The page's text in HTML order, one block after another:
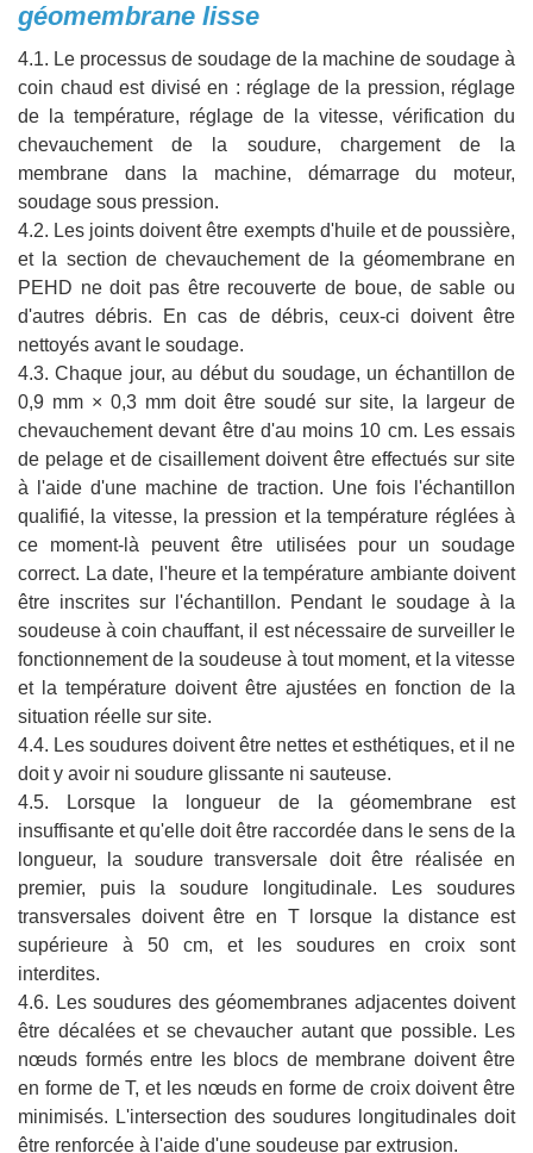
géomembrane lisse
4.1. Le processus de soudage de la machine de soudage à
coin chaud est divisé en : réglage de la pression, réglage
de la température, réglage de la vitesse, vérification du
chevauchement de la soudure, chargement de la
membrane dans la machine, démarrage du moteur,
soudage sous pression.
4.2. Les joints doivent être exempts d'huile et de poussière,
et la section de chevauchement de la géomembrane en
PEHD ne doit pas être recouverte de boue, de sable ou
d'autres débris. En cas de débris, ceux-ci doivent être
nettoyés avant le soudage.
4.3. Chaque jour, au début du soudage, un échantillon de
0,9 mm × 0,3 mm doit être soudé sur site, la largeur de
chevauchement devant être d'au moins 10 cm. Les essais
de pelage et de cisaillement doivent être effectués sur site
à l'aide d'une machine de traction. Une fois l'échantillon
qualifié, la vitesse, la pression et la température réglées à
ce moment-là peuvent être utilisées pour un soudage
correct. La date, l'heure et la température ambiante doivent
être inscrites sur l'échantillon. Pendant le soudage à la
soudeuse à coin chauffant, il est nécessaire de surveiller le
fonctionnement de la soudeuse à tout moment, et la vitesse
et la température doivent être ajustées en fonction de la
situation réelle sur site.
4.4. Les soudures doivent être nettes et esthétiques, et il ne
doit y avoir ni soudure glissante ni sauteuse.
4.5. Lorsque la longueur de la géomembrane est
insuffisante et qu'elle doit être raccordée dans le sens de la
longueur, la soudure transversale doit être réalisée en
premier, puis la soudure longitudinale. Les soudures
transversales doivent être en T lorsque la distance est
supérieure à 50 cm, et les soudures en croix sont
interdites.
4.6. Les soudures des géomembranes adjacentes doivent
être décalées et se chevaucher autant que possible. Les
nœuds formés entre les blocs de membrane doivent être
en forme de T, et les nœuds en forme de croix doivent être
minimisés. L'intersection des soudures longitudinales doit
être renforcée à l'aide d'une soudeuse par extrusion.